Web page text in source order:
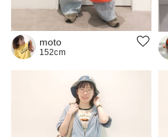
moto
152cm